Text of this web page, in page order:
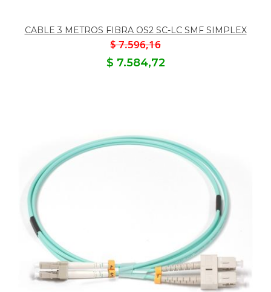
CABLE 3 METROS FIBRA OS2 SC-LC SMF SIMPLEX
$ 7.596,16
$ 7.584,72